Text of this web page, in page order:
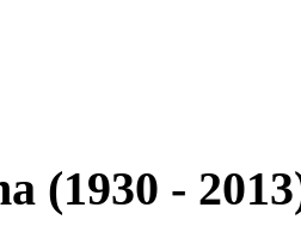
(1930 -